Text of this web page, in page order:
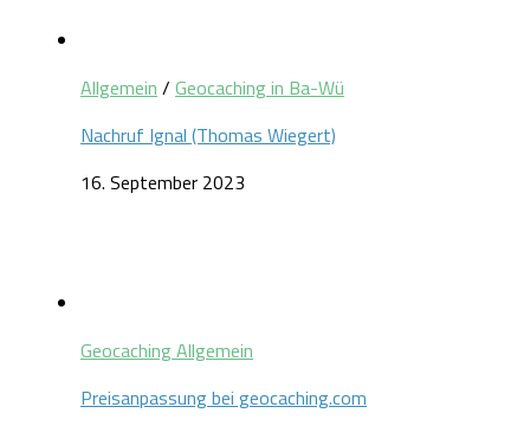
Allgemein / Geocaching in Ba-Wü
Nachruf Ignal (Thomas Wiegert)
16. September 2023
Geocaching Allgemein
Preisanpassung bei geocaching.com